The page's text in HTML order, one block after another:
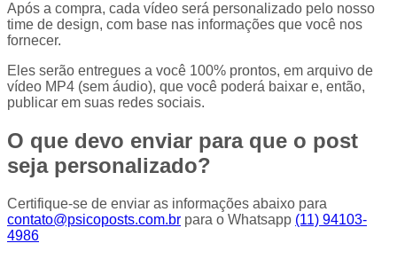
Após a compra, cada vídeo será personalizado pelo nosso
time de design, com base nas informações que você nos
fornecer.
Eles serão entregues a você 100% prontos, em arquivo de
vídeo MP4 (sem áudio), que você poderá baixar e, então,
publicar em suas redes sociais.
O que devo enviar para que o post
seja personalizado?
Certifique-se de enviar as informações abaixo para
contato@psicoposts.com.br para o Whatsapp (11) 94103-
4986